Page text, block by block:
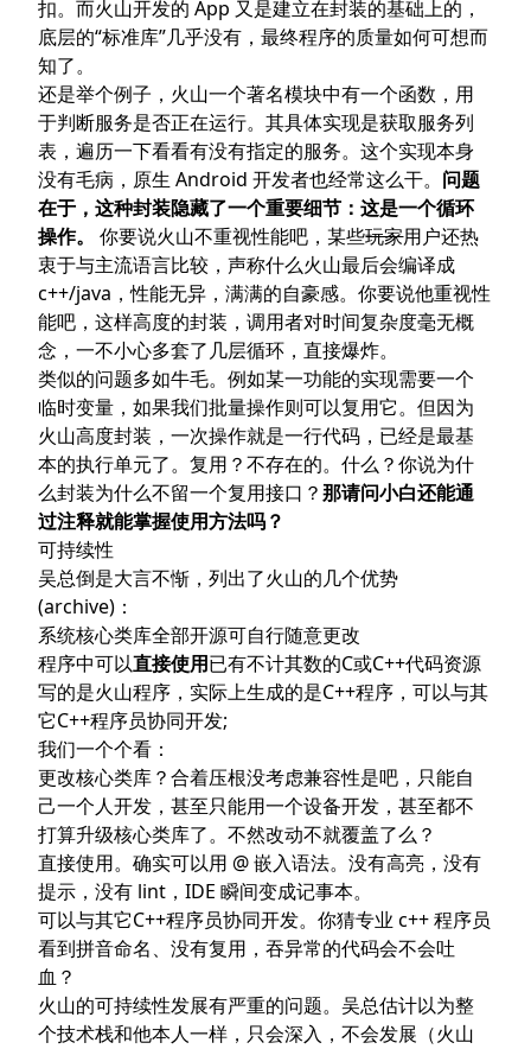
扣。而火山开发的 App 又是建立在封装的基础上的，
底层的“标准库”几乎没有，最终程序的质量如何可想而
知了。
还是举个例子，火山一个著名模块中有一个函数，用
于判断服务是否正在运行。其具体实现是获取服务列
表，遍历一下看看有没有指定的服务。这个实现本身
没有毛病，原生 Android 开发者也经常这么干。 问题
在于，这种封装隐藏了一个重要细节：这是一个循环
操作。
你要说火山不重视性能吧，某些玩家用户还热
衷于与主流语言比较，声称什么火山最后会编译成
c++/java，性能无异，满满的自豪感。你要说他重视性
能吧，这样高度的封装，调用者对时间复杂度毫无概
念，一不小心多套了几层循环，直接爆炸。
类似的问题多如牛毛。例如某一功能的实现需要一个
临时变量，如果我们批量操作则可以复用它。但因为
火山高度封装，一次操作就是一行代码，已经是最基
本的执行单元了。复用？不存在的。什么？你说为什
么封装为什么不留一个复用接口？那请问小白还能通
过注释就能掌握使用方法吗？
可持续性
吴总倒是大言不惭，列出了火山的几个优势
(archive)：
系统核心类库全部开源可自行随意更改
程序中可以直接使用已有不计其数的C或C++代码资源
写的是火山程序，实际上生成的是C++程序，可以与其
它C++程序员协同开发;
我们一个个看：
更改核心类库？合着压根没考虑兼容性是吧，只能自
己一个人开发，甚至只能用一个设备开发，甚至都不
打算升级核心类库了。不然改动不就覆盖了么？
直接使用。确实可以用 @ 嵌入语法。没有高亮，没有
提示，没有 lint，IDE 瞬间变成记事本。
可以与其它C++程序员协同开发。你猜专业 c++ 程序员
看到拼音命名、没有复用，吞异常的代码会不会吐
血？
火山的可持续性发展有严重的问题。吴总估计以为整
个技术栈和他本人一样，只会深入，不会发展（火山